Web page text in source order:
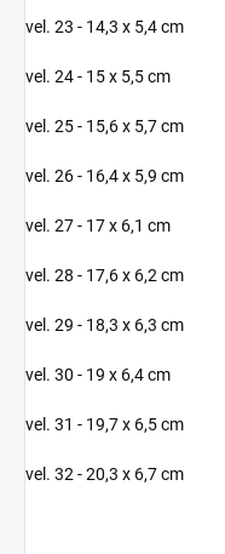
vel. 23 - 14,3 x 5,4 cm
vel. 24 - 15 x 5,5 cm
vel. 25 - 15,6 x 5,7 cm
vel. 26 - 16,4 x 5,9 cm
vel. 27 - 17 x 6,1 cm
vel. 28 - 17,6 x 6,2 cm
vel. 29 - 18,3 x 6,3 cm
vel. 30 - 19 x 6,4 cm
vel. 31 - 19,7 x 6,5 cm
vel. 32 - 20,3 x 6,7 cm